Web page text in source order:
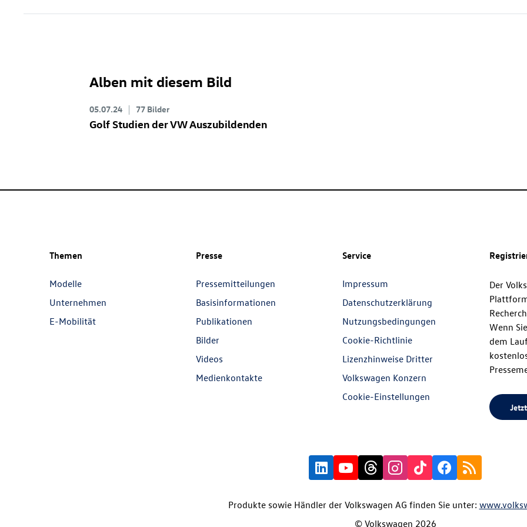
Alben mit diesem Bild
05.07.24 77 Bilder
Golf Studien der VW Auszubildenden
Themen
Modelle
Unternehmen
E-Mobilität
Presse
Pressemitteilungen
Basisinformationen
Publikationen
Bilder
Videos
Medienkontakte
Service
Impressum
Datenschutzerklärung
Nutzungsbedingungen
Cookie-Richtlinie
Lizenzhinweise Dritter
Volkswagen Konzern
Cookie-Einstellungen
Der
Wenn
dem
Produkte sowie Händler der Volkswagen AG finden Sie unter:
© Volkswagen 2026